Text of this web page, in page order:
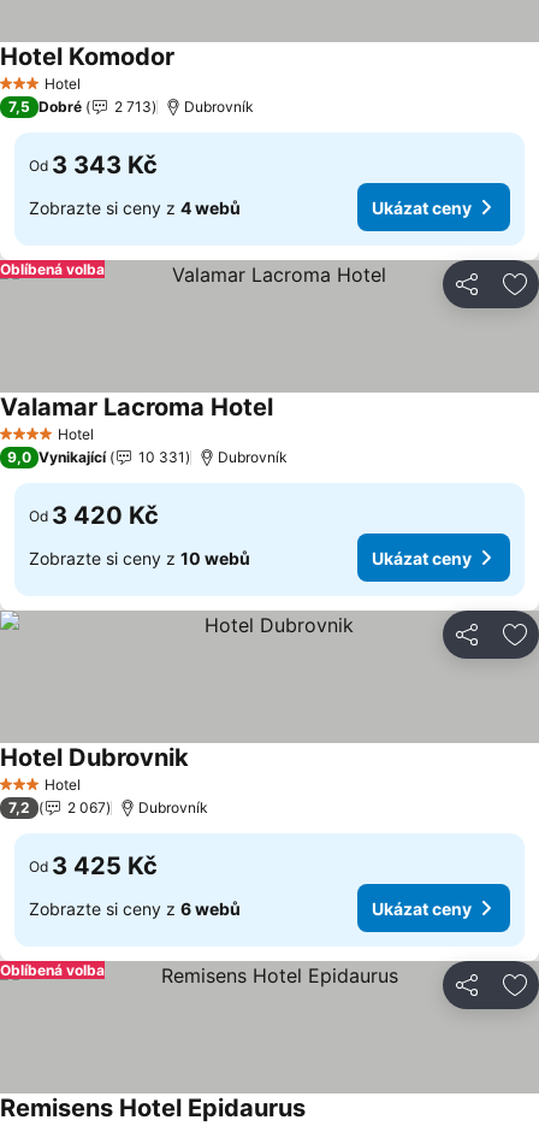
3 Počet hvězdiček
Hotel
Hotel Komodor
7,5 Dobré 2 713 Dubrovník
Od 3 343 Kč
Zobrazte si ceny z 4 webů Ukázat ceny
Sdílet
Oblíbená volba
4 Počet hvězdiček
Hotel
Valamar Lacroma HotelUkázat ceny
9,0 Vynikající 10 331 Dubrovník
Od 3 420 Kč
Zobrazte si ceny z 10 webů Ukázat ceny
Sdílet
3 Počet hvězdiček
Hotel
Hotel DubrovnikUkázat ceny
7,2 2 067 Dubrovník
Od 3 425 Kč
Zobrazte si ceny z 6 webů Ukázat ceny
Sdílet
Oblíbená volba
Remisens Hotel Epidaurus